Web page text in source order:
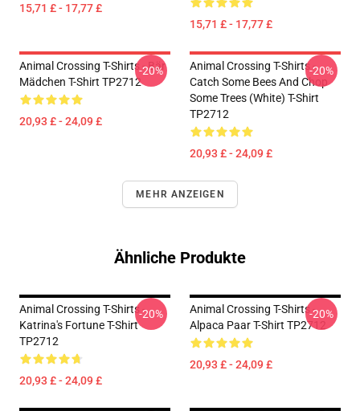
15,71 £ - 17,77 £
15,71 £ - 17,77 £
Animal Crossing T-Shirts - Bär
Mädchen T-Shirt TP2712
20,93 £ - 24,09 £
-20%
Animal Crossing T-Shirts -
Catch Some Bees And Chop
Some Trees (White) T-Shirt
TP2712
20,93 £ - 24,09 £
-20%
MEHR ANZEIGEN
Ähnliche Produkte
Animal Crossing T-Shirts -
Katrina's Fortune T-Shirt
TP2712
20,93 £ - 24,09 £
-20%
Animal Crossing T-Shirts -
Alpaca Paar T-Shirt TP2712
20,93 £ - 24,09 £
-20%